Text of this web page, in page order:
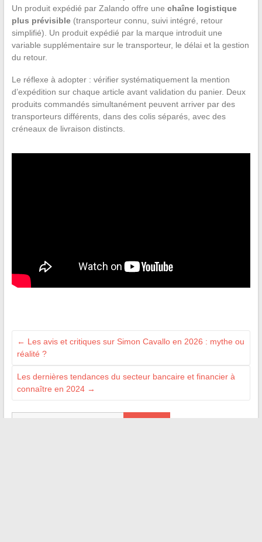
Un produit expédié par Zalando offre une chaîne logistique
plus prévisible(transporteur connu, suivi intégré, retour
simplifié). Un produit expédié par la marque introduit une
variable supplémentaire sur le transporteur, le délai et la gestion
du retour.
Le réflexe à adopter : vérifier systématiquement la mention
d’expédition sur chaque article avant validation du panier. Deux
produits commandés simultanément peuvent arriver par des
transporteurs différents, dans des colis séparés, avec des
créneaux de livraison distincts.
← Les avis et critiques sur Simon Cavallo en 2026 : mythe ou
réalité ?
Les dernières tendances du secteur bancaire et financier à
connaître en 2024 →